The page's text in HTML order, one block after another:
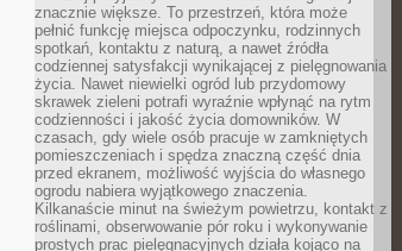
znacznie większe. To przestrzeń, która może
pełnić funkcję miejsca odpoczynku, rodzinnych
spotkań, kontaktu z naturą, a nawet źródła
codziennej satysfakcji wynikającej z pielęgnowania
życia. Nawet niewielki ogród lub przydomowy
skrawek zieleni potrafi wyraźnie wpłynąć na rytm
codzienności i jakość życia domowników. W
czasach, gdy wiele osób pracuje w zamkniętych
pomieszczeniach i spędza znaczną część dnia
przed ekranem, możliwość wyjścia do własnego
ogrodu nabiera wyjątkowego znaczenia.
Kilkanaście minut na świeżym powietrzu, kontakt z
roślinami, obserwowanie pór roku i wykonywanie
prostych prac pielęgnacyjnych działa kojąco na